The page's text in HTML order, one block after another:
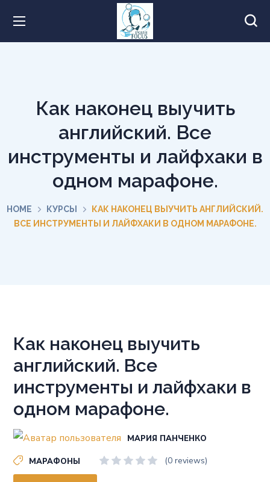
Как наконец выучить
английский. Все
инструменты и лайфхаки в
одном марафоне.
HOME КУРСЫ
КАК НАКОНЕЦ ВЫУЧИТЬ АНГЛИЙСКИЙ.
ВСЕ ИНСТРУМЕНТЫ И ЛАЙФХАКИ В ОДНОМ МАРАФОНЕ.
Как наконец выучить
английский. Все
инструменты и лайфхаки в
одном марафоне.
МАРИЯ ПАНЧЕНКО
МАРАФОНЫ (0 reviews)